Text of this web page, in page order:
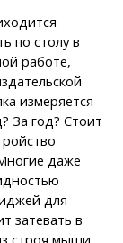
по столу в
работе,
измеряется
За год? Стоит
даже
для
затевать в
строя мыши,